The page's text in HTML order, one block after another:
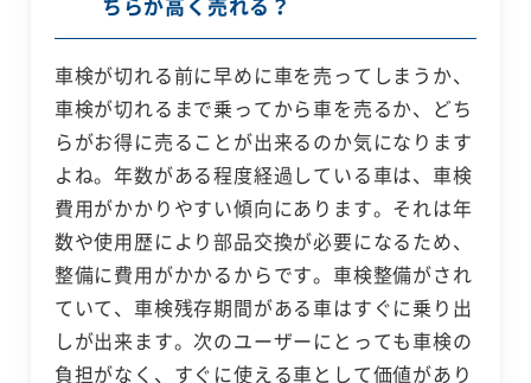
車検が切れる前に早めに車を売ってしまうか、
車検が切れるまで乗ってから車を売るか、どち
らがお得に売ることが出来るのか気になります
よね。年数がある程度経過している車は、車検
費用がかかりやすい傾向にあります。それは年
数や使用歴により部品交換が必要になるため、
整備に費用がかかるからです。車検整備がされ
ていて、車検残存期間がある車はすぐに乗り出
しが出来ます。次のユーザーにとっても車検の
負担がなく、すぐに使える車として価値があり